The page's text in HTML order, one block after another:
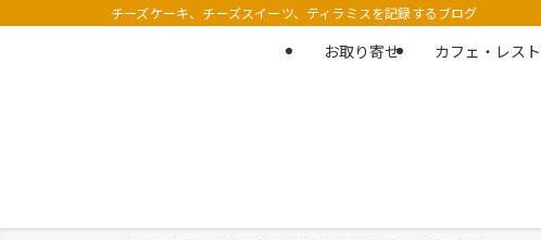
チーズケーキ、チーズスイーツ、ティラミスを記録するブログ
お取り寄せ カフェ・レス